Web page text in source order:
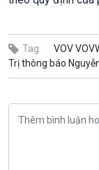
Tag: VOV
Trịthông báo